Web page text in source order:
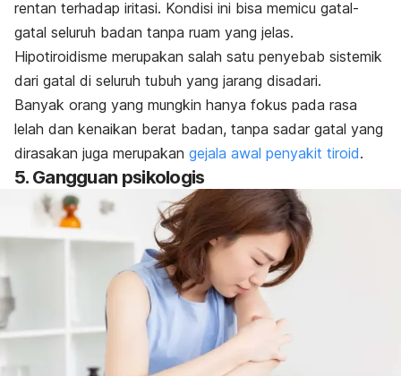
rentan terhadap iritasi. Kondisi ini bisa memicu gatal-
gatal seluruh badan tanpa ruam yang jelas.
Hipotiroidisme merupakan salah satu penyebab sistemik
dari gatal di seluruh tubuh yang jarang disadari.
Banyak orang yang mungkin hanya fokus pada rasa
lelah dan kenaikan berat badan, tanpa sadar gatal yang
dirasakan juga merupakan gejala awal penyakit tiroid.
5. Gangguan psikologis